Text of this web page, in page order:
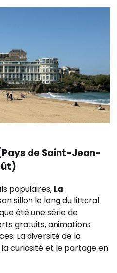
de Saint-Jean-
populaires, La
sillon le long du littoral
été une série de
gratuits, animations
La diversité de la
curiosité et le partage en